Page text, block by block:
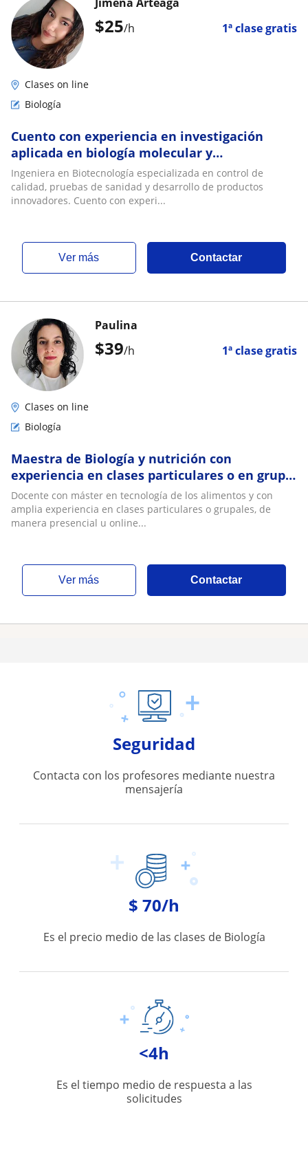
$25/h 1ª clase gratis
Clases on line
Biología
Cuento con experiencia en investigación
aplicada en biología molecular y
microbiología
Ingeniera en Biotecnología especializada en control de
calidad, pruebas de sanidad y desarrollo de productos
innovadores. Cuento con experi...
ver más Contactar
$39/h 1ª clase gratis
Paulina
Clases on line
Biología
Maestra de Biología y nutrición con
experiencia en clases particulares o en grupo,
presencial y online
Docente con máster en tecnología de los alimentos y con
amplia experiencia en clases particulares o grupales, de
manera presencial u online...
ver más Contactar
Seguridad
Contacta con los profesores mediante nuestra
mensajería
$ 70/h
Es el precio medio de las clases de Biología
<4h
Es el tiempo medio de respuesta a las
solicitudes